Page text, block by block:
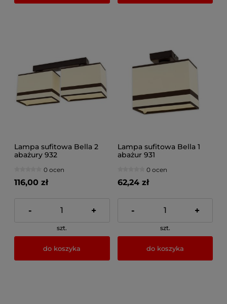
Lampa sufitowa Bella 2
abażury 932
0 ocen
116,00 zł
- +
szt.
do koszyka
Lampa sufitowa Bella 1
abażur 931
0 ocen
62,24 zł
- +
szt.
do koszyka